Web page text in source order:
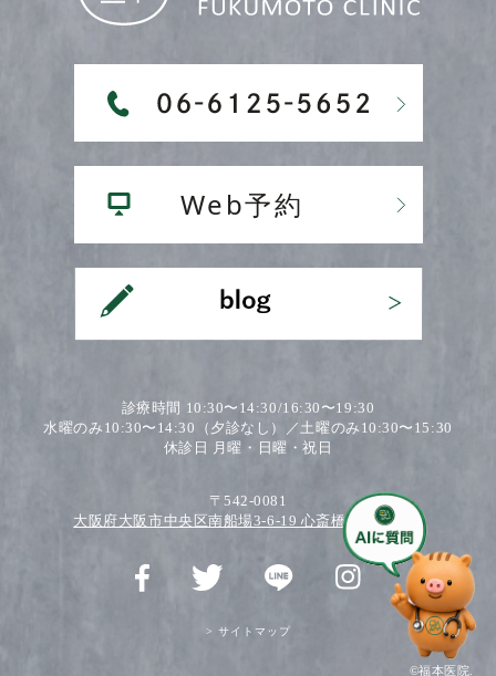
診療時間 10:30〜14:30/16:30〜19:30
水曜のみ10:30〜14:30（夕診なし）／土曜のみ10:30〜15:30
休診日 月曜・日曜・祝日
〒542-0081
大阪府大阪市中央区南船場3-6-19 心斎橋ワダビル2F
> サイトマップ
©福本医院.